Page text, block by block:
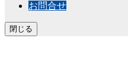
お問合せ
閉じる